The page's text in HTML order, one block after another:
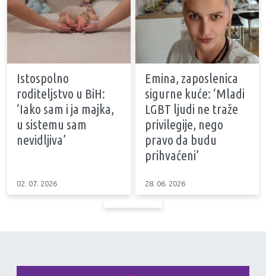
Istospolno
roditeljstvo u BiH:
‘Iako sam i ja majka,
u sistemu sam
nevidljiva’
02. 07. 2026
Emina, zaposlenica
sigurne kuće: ‘Mladi
LGBT ljudi ne traže
privilegije, nego
pravo da budu
prihvaćeni’
28. 06. 2026